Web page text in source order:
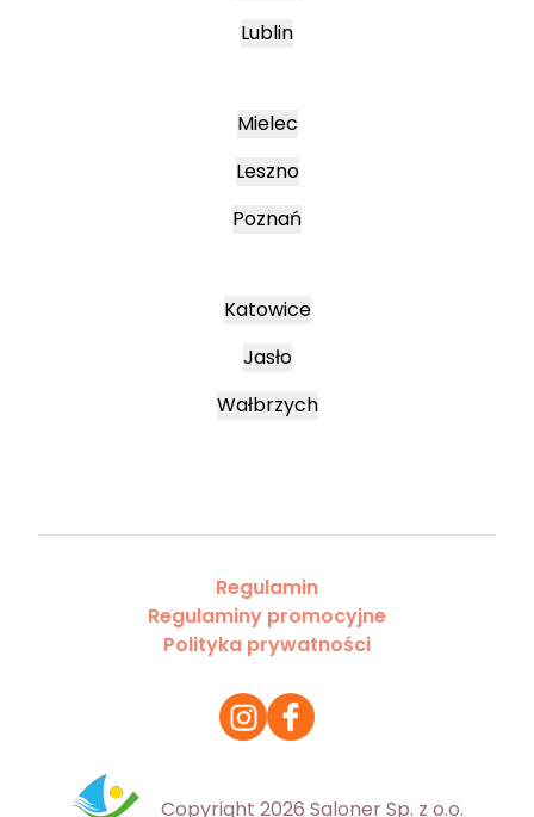
Lublin
Mielec
Leszno
Poznań
Katowice
Jasło
Wałbrzych
Regulamin
Regulaminy promocyjne
Polityka prywatności
Copyright 2026 Saloner Sp. z o.o.